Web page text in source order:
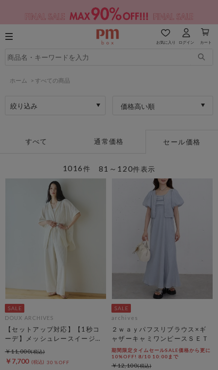
お気に入り ログイン カート
ホーム > すべての商品
絞り込み 価格高い順
すべて 通常価格 セール価格
81～120件表示
1016件
DOUX ARCHIVES
【セットアップ対応】【1秒コ
ーデ】メッシュレースイージー
パンツ
￥7,700 30％OFF
￥11,000
archives
２ｗａｙパフスリブラウス×ギ
ャザーキャミワンピースＳＥＴ
期間限定タイムセールSALE価格から更に
10%OFF! 8/10 10:00まで
￥12,100